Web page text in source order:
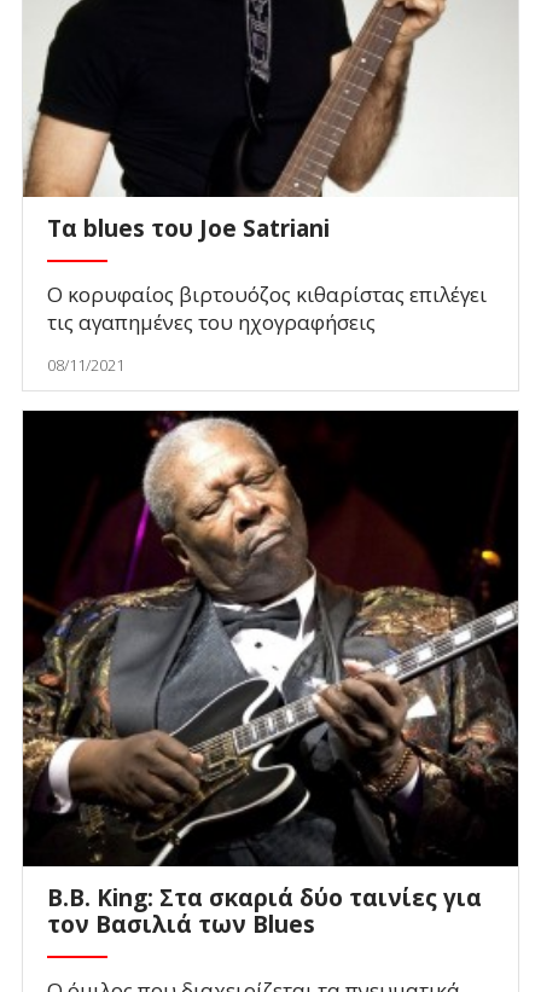
Τα blues του Joe Satriani
Ο κορυφαίος βιρτουόζος κιθαρίστας επιλέγει
τις αγαπημένες του ηχογραφήσεις
08/11/2021
B.B. King: Στα σκαριά δύο ταινίες για
τον Βασιλιά των Blues